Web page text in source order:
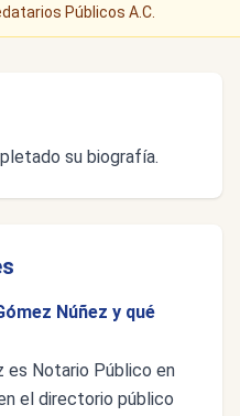
Públicos A.C.
su biografía.
Núñez y qué
es Notario Público en
el directorio público